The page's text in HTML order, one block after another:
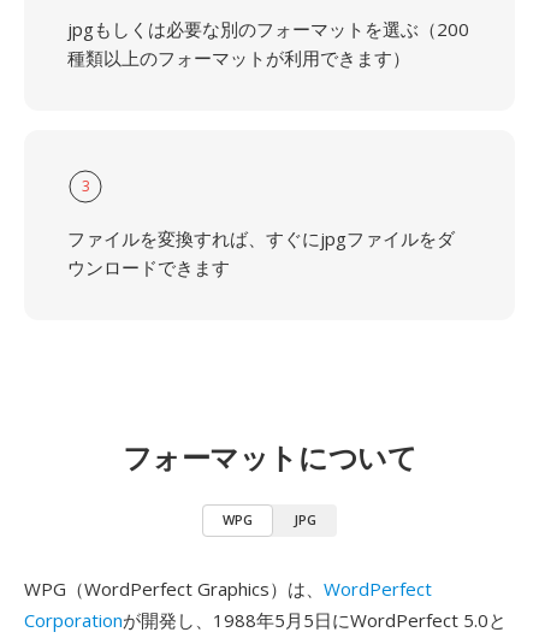
jpgもしくは必要な別のフォーマットを選ぶ（200
種類以上のフォーマットが利用できます）
3
ファイルを変換すれば、すぐにjpgファイルをダ
ウンロードできます
フォーマットについて
WPG JPG
WPG（WordPerfect Graphics）は、 WordPerfect
Corporationが開発し、1988年5月5日にWordPerfect 5.0と